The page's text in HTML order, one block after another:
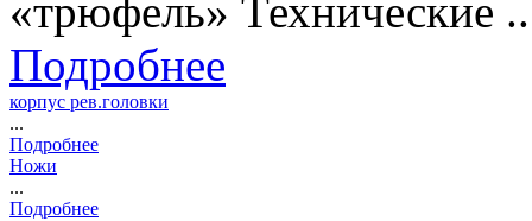
«трюфель» Технические
Подробнее
корпус рев.головки
...
Подробнее
Ножи
...
Подробнее